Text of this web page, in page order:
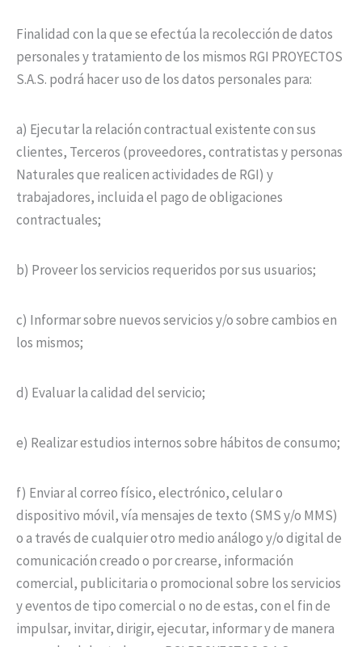
Finalidad con la que se efectúa la recolección de datos
personales y tratamiento de los mismos RGI PROYECTOS
S.A.S. podrá hacer uso de los datos personales para:
a) Ejecutar la relación contractual existente con sus
clientes, Terceros (proveedores, contratistas y personas
Naturales que realicen actividades de RGI) y
trabajadores, incluida el pago de obligaciones
contractuales;
b) Proveer los servicios requeridos por sus usuarios;
c) Informar sobre nuevos servicios y/o sobre cambios en
los mismos;
d) Evaluar la calidad del servicio;
e) Realizar estudios internos sobre hábitos de consumo;
f) Enviar al correo físico, electrónico, celular o
dispositivo móvil, vía mensajes de texto (SMS y/o MMS)
o a través de cualquier otro medio análogo y/o digital de
comunicación creado o por crearse, información
comercial, publicitaria o promocional sobre los servicios
y eventos de tipo comercial o no de estas, con el fin de
impulsar, invitar, dirigir, ejecutar, informar y de manera